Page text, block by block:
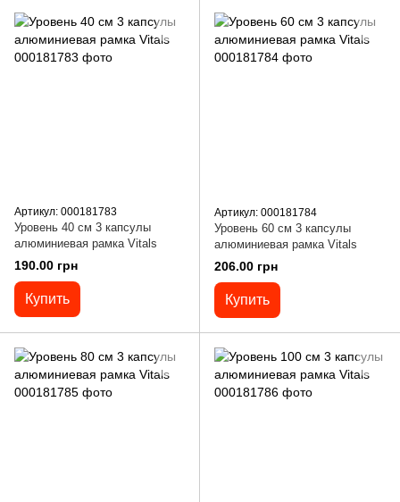
Артикул: 000181783
Уровень 40 см 3 капсулы
алюминиевая рамка Vitals
190.00 грн
Купить
Артикул: 000181784
Уровень 60 см 3 капсулы
алюминиевая рамка Vitals
206.00 грн
Купить